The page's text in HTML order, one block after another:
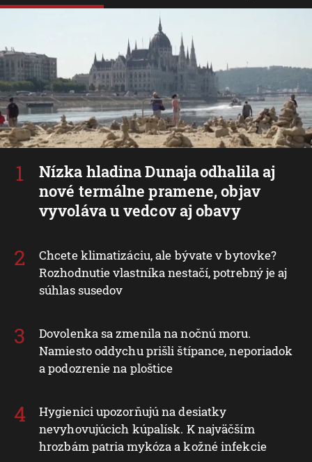
Nízka hladina Dunaja odhalila aj
nové termálne pramene, objav
vyvoláva u vedcov aj obavy
Chcete klimatizáciu, ale bývate v bytovke?
Rozhodnutie vlastníka nestačí, potrebný je aj
súhlas susedov
Dovolenka sa zmenila na nočnú moru.
Namiesto oddychu prišli štípance, neporiadok
a podozrenie na ploštice
Hygienici upozorňujú na desiatky
nevyhovujúcich kúpalísk. K najväčším
hrozbám patria mykóza a kožné infekcie